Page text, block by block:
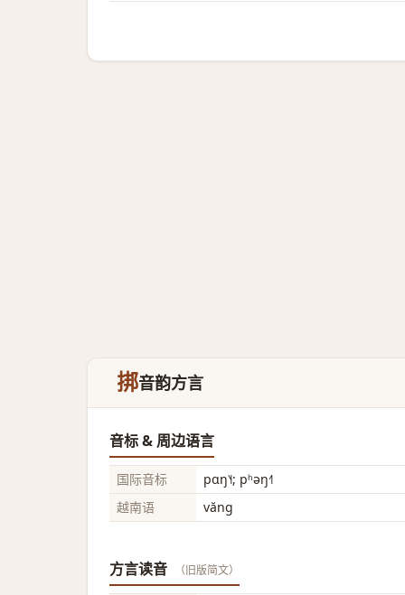
挷音韵方言
音标 & 周边语言
国际音标
pɑŋ˥˧; pʰəŋ˧˥
越南语
văng
方言读音 （旧版简文）